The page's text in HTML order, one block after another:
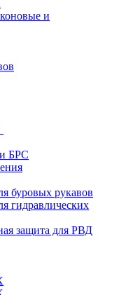
и
БРС
буровых рукавов
гидравлических
защита для РВД